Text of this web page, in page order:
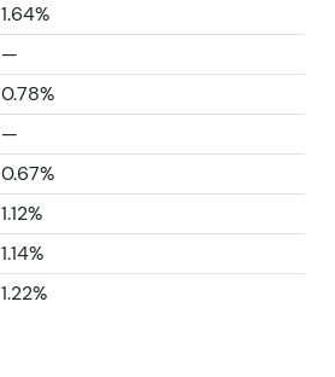
1.64%
—
0.78%
—
0.67%
1.12%
1.14%
1.22%